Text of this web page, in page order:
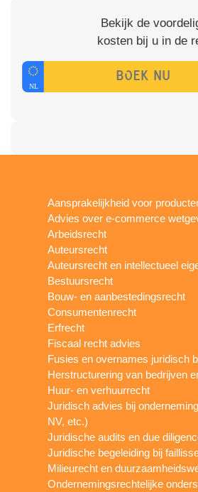
Bekijk de
kosten bij u in de
Aansprakelijkheid voor
Advies over e-commerce
Arbeidsrecht
Auteursrecht
Auteursrecht en intellectueel
Bestuursrecht
Bouw- en aanbestedingsrecht
Consumentenrecht
Erfrecht
Fiscaal recht advies
Fusies en overnames juridisch
Herstructurering van bedrijven
Huur- en verhuurrecht
Juridisch advies bij
NV, etc.)
Juridische audits en due
Juridische begeleiding bij
Milieurecht en
Ondernemingsrechtelijke